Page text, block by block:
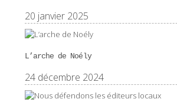
20 janvier 2025
L’arche de Noély
24 décembre 2024